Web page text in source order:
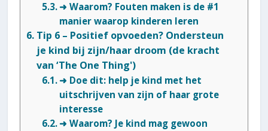
➜ Waarom? Fouten maken is de #1
manier waarop kinderen leren
Tip 6 – Positief opvoeden? Ondersteun
je kind bij zijn/haar droom (de kracht
van ‘The One Thing')
➜ Doe dit: help je kind met het
uitschrijven van zijn of haar grote
interesse
➜ Waarom? Je kind mag gewoon